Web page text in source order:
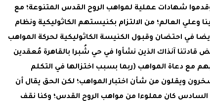
شهادات عملية لمواهب الروح القدس المتنوعة؛ مع
وعلي العالم؛ من الالتزام بكنيستهم الكاثوليكية ونظام
في احتضان وقبول الكنيسة الكاثوليكية لحركة المواهب
قادتنا آنذاك الذين نشأوا في حي شُبرا بالقاهرة مُعقدين
مع دعاة المواهب (ربما بسبب اختزالها في التكلم
ويقلون من شأن اختبار المواهب؛ لكن الحق يقال أن
السادس كان مملوءا من مواهب الروح القدس؛ وكنا نقف